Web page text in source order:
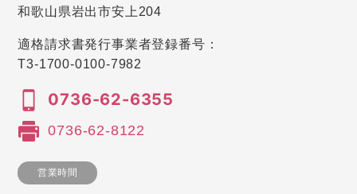
和歌山県岩出市安上204
適格請求書発行事業者登録番号：
T3-1700-0100-7982
0736-62-6355
0736-62-8122
営業時間